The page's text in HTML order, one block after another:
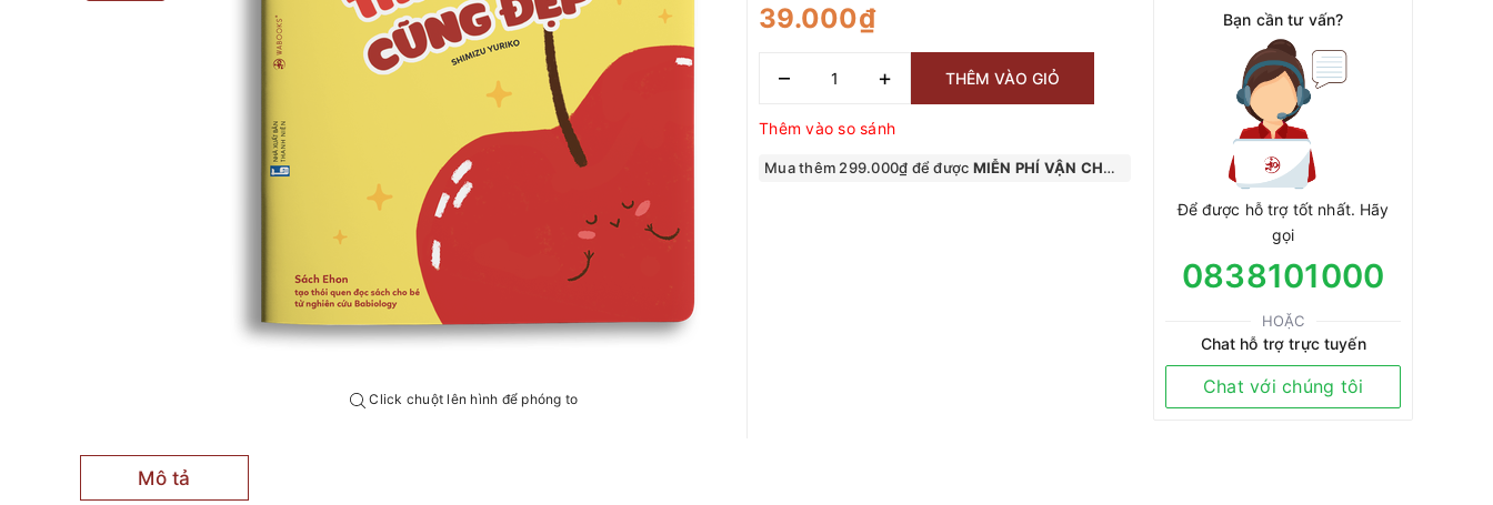
Click chuột lên hình để phóng to
39.000₫
– + THÊM VÀO GIỎ
Thêm vào so sánh
Mua thêm 299.000₫ để được MIỄN PHÍ VẬN CHUYỂN
Bạn cần tư vấn?
Để được hỗ trợ tốt nhất. Hãy
gọi
0838101000
HOẶC
Chat hỗ trợ trực tuyến
Chat với chúng tôi
Mô tả